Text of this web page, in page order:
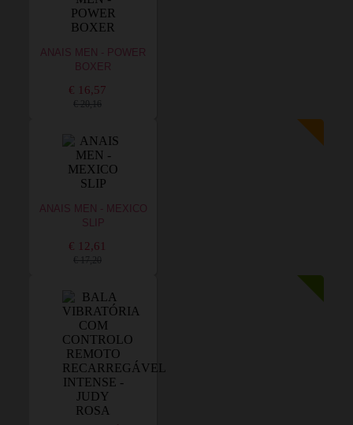
ANAIS MEN - POWER
BOXER
€ 16,57
€ 20,16
ANAIS MEN - MEXICO
SLIP
€ 12,61
€ 17,20